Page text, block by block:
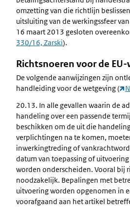
omzetting van die richtlijn
uitsluiting van de werkingssfeer
16 maart 2013 gesloten
330/16, Zarski).
Richtsnoeren voor de
De volgende aanwijzingen zijn
handleiding voor de wetgeving (
20.13. In alle gevallen waarin de
handeling over een passende
beschikken om de uit die
verplichtingen na te komen,
inwerkingtreding of
datum van toepassing of
worden onderscheiden. Vooral bij
noodzakelijk. Bepalingen met
uitvoering worden opgenomen in
voorafgaand aan het artikel